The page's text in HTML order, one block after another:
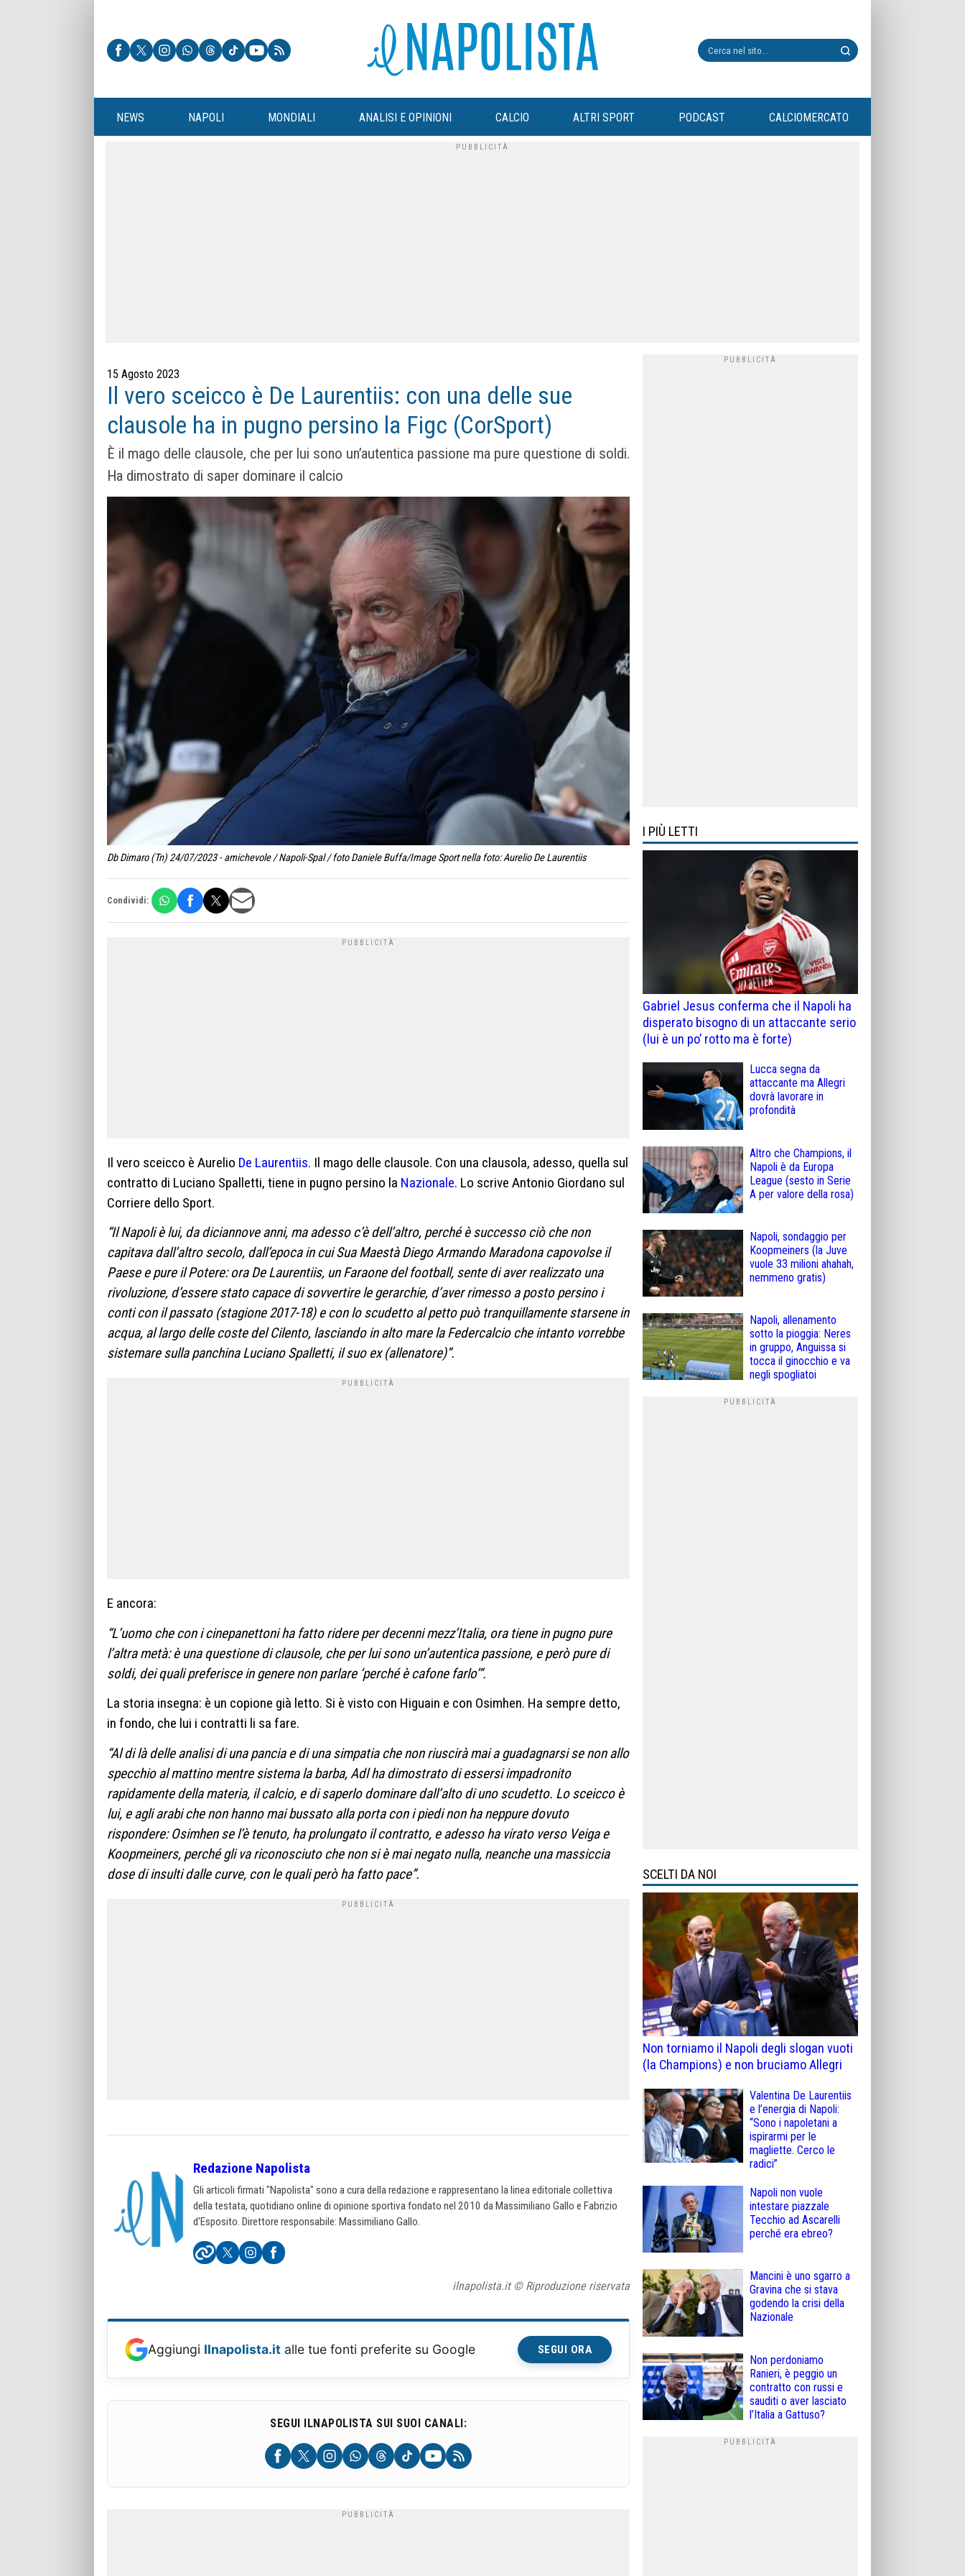
NEWS NAPOLI MONDIALI ANALISI E OPINIONI CALCIO ALTRI SPORT PODCAST CALCIOMERCATO
15 Agosto 2023
Il vero sceicco è De Laurentiis: con una delle sue
clausole ha in pugno persino la Figc (CorSport)
È il mago delle clausole, che per lui sono un’autentica passione ma pure questione di soldi.
Ha dimostrato di saper dominare il calcio
Db Dimaro (Tn) 24/07/2023 - amichevole / Napoli-Spal / foto Daniele Buffa/Image Sport nella foto: Aurelio De Laurentiis
Condividi:
Il vero sceicco è Aurelio De Laurentiis. Il mago delle clausole. Con una clausola, adesso, quella sul
contratto di Luciano Spalletti, tiene in pugno persino la Nazionale. Lo scrive Antonio Giordano sul
Corriere dello Sport.
“Il Napoli è lui, da diciannove anni, ma adesso c’è dell’altro, perché è successo ciò che non
capitava dall’altro secolo, dall’epoca in cui Sua Maestà Diego Armando Maradona capovolse il
Paese e pure il Potere: ora De Laurentiis, un Faraone del football, sente di aver realizzato una
rivoluzione, d’essere stato capace di sovvertire le gerarchie, d’aver rimesso a posto persino i
conti con il passato (stagione 2017-18) e con lo scudetto al petto può tranquillamente starsene in
acqua, al largo delle coste del Cilento, lasciando in alto mare la Federcalcio che intanto vorrebbe
sistemare sulla panchina Luciano Spalletti, il suo ex (allenatore)”.
E ancora:
“L’uomo che con i cinepanettoni ha fatto ridere per decenni mezz’Italia, ora tiene in pugno pure
l’altra metà: è una questione di clausole, che per lui sono un’autentica passione, e però pure di
soldi, dei quali preferisce in genere non parlare ‘perché è cafone farlo’”.
La storia insegna: è un copione già letto. Si è visto con Higuain e con Osimhen. Ha sempre detto,
in fondo, che lui i contratti li sa fare.
“Al di là delle analisi di una pancia e di una simpatia che non riuscirà mai a guadagnarsi se non allo
specchio al mattino mentre sistema la barba, Adl ha dimostrato di essersi impadronito
rapidamente della materia, il calcio, e di saperlo dominare dall’alto di uno scudetto. Lo sceicco è
lui, e agli arabi che non hanno mai bussato alla porta con i piedi non ha neppure dovuto
rispondere: Osimhen se l’è tenuto, ha prolungato il contratto, e adesso ha virato verso Veiga e
Koopmeiners, perché gli va riconosciuto che non si è mai negato nulla, neanche una massiccia
dose di insulti dalle curve, con le quali però ha fatto pace”.
Redazione Napolista
Gli articoli firmati "Napolista" sono a cura della redazione e rappresentano la linea editoriale collettiva
della testata, quotidiano online di opinione sportiva fondato nel 2010 da Massimiliano Gallo e Fabrizio
d'Esposito. Direttore responsabile: Massimiliano Gallo.
ilnapolista.it © Riproduzione riservata
Aggiungi Ilnapolista.it alle tue fonti preferite su Google SEGUI ORA
SEGUI ILNAPOLISTA SUI SUOI CANALI:
I PIÙ LETTI
Gabriel Jesus conferma che il Napoli ha
disperato bisogno di un attaccante serio
(lui è un po’ rotto ma è forte)
Lucca segna da
attaccante ma Allegri
dovrà lavorare in
profondità
Altro che Champions, il
Napoli è da Europa
League (sesto in Serie
A per valore della rosa)
Napoli, sondaggio per
Koopmeiners (la Juve
vuole 33 milioni ahahah,
nemmeno gratis)
Napoli, allenamento
sotto la pioggia: Neres
in gruppo, Anguissa si
tocca il ginocchio e va
negli spogliatoi
SCELTI DA NOI
Non torniamo il Napoli degli slogan vuoti
(la Champions) e non bruciamo Allegri
Valentina De Laurentiis
e l’energia di Napoli:
“Sono i napoletani a
ispirarmi per le
magliette. Cerco le
radici”
Napoli non vuole
intestare piazzale
Tecchio ad Ascarelli
perché era ebreo?
Mancini è uno sgarro a
Gravina che si stava
godendo la crisi della
Nazionale
Non perdoniamo
Ranieri, è peggio un
contratto con russi e
sauditi o aver lasciato
l’Italia a Gattuso?